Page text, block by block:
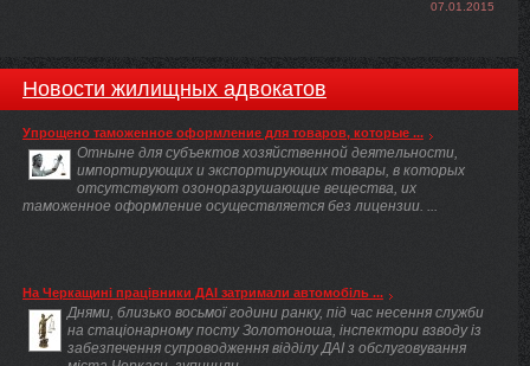
07.01.2015
Новости жилищных адвокатов
Упрощено таможенное оформление для товаров, которые ...
Отныне для субъектов хозяйственной деятельности,
импортирующих и экспортирующих товары, в которых
отсутствуют озоноразрушающие вещества, их
таможенное оформление осуществляется без лицензии. ...
На Черкащині працівники ДАІ затримали автомобіль ...
Днями, близько восьмої години ранку, під час несення служби
на стаціонарному посту Золотоноша, інспектори взводу із
забезпечення супроводження відділу ДАІ з обслуговування